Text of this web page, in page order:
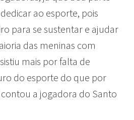
ao esporte, pois
para se sustentar e ajudar
das meninas com
mais por falta de
do esporte do que por
a jogadora do Santo